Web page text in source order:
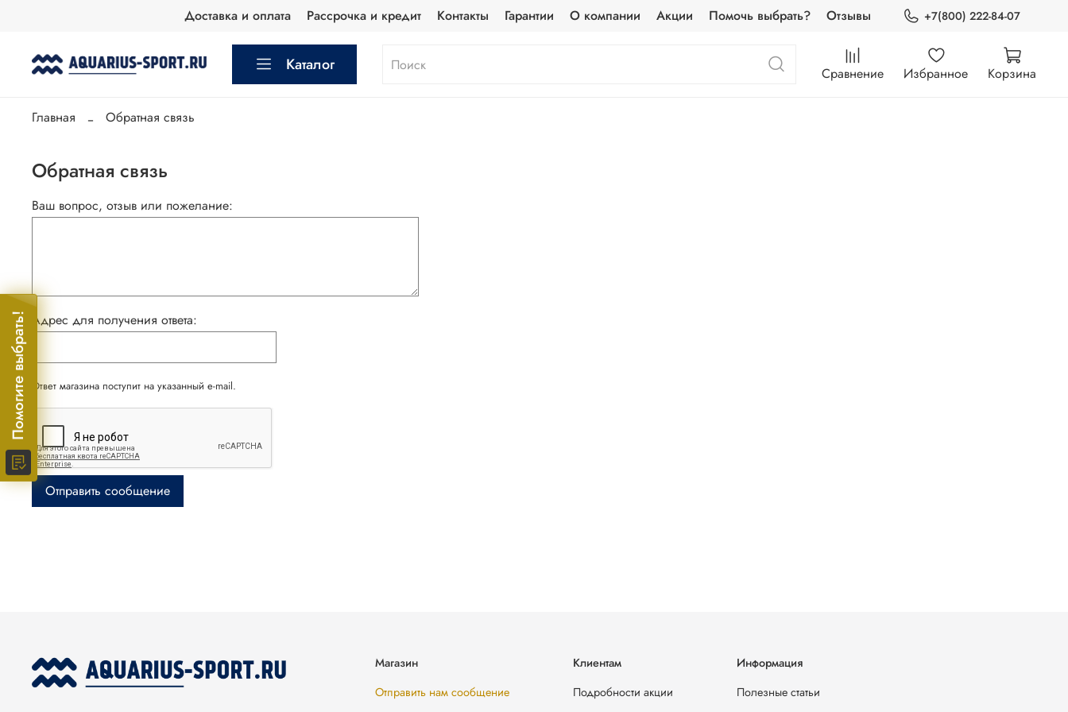
Помогите выбрать!
Доставка и оплата Рассрочка и кредит Контакты Гарантии О компании Акции Помочь выбрать? Отзывы +7(800) 222-84-07
Каталог Сравнение Избранное Корзина
Главная Обратная связь
Обратная связь
Ваш вопрос, отзыв или пожелание:
Адрес для получения ответа:
Ответ магазина поступит на указанный e-mail.
Отправить сообщение
Магазин
Отправить нам сообщение
Клиентам
Подробности акции
Информация
Полезные статьи